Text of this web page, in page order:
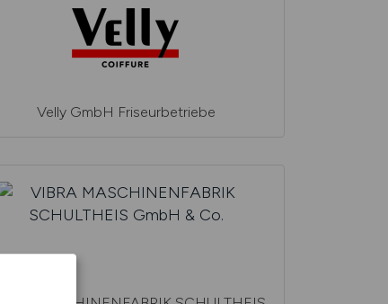
Velly GmbH Friseurbetriebe